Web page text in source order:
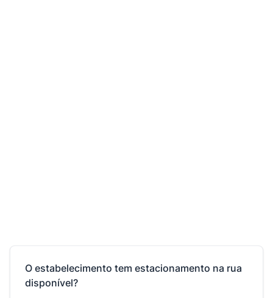
O estabelecimento tem estacionamento na rua
disponível?